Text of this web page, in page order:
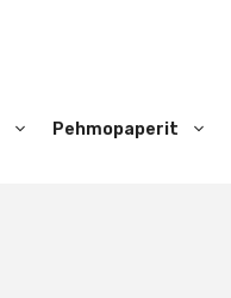
Pehmopaperit